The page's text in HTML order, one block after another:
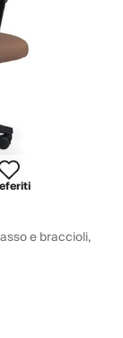
e braccioli,